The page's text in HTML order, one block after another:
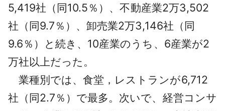
5,419社（同10.5％）、不動産業2万3,502
社（同9.7％）、卸売業2万3,146社（同
9.6％）と続き、10産業のうち、6産業が2
万社以上だった。
業種別では、食堂，レストランが6,712
社（同2.7％）で最多。次いで、経営コンサ